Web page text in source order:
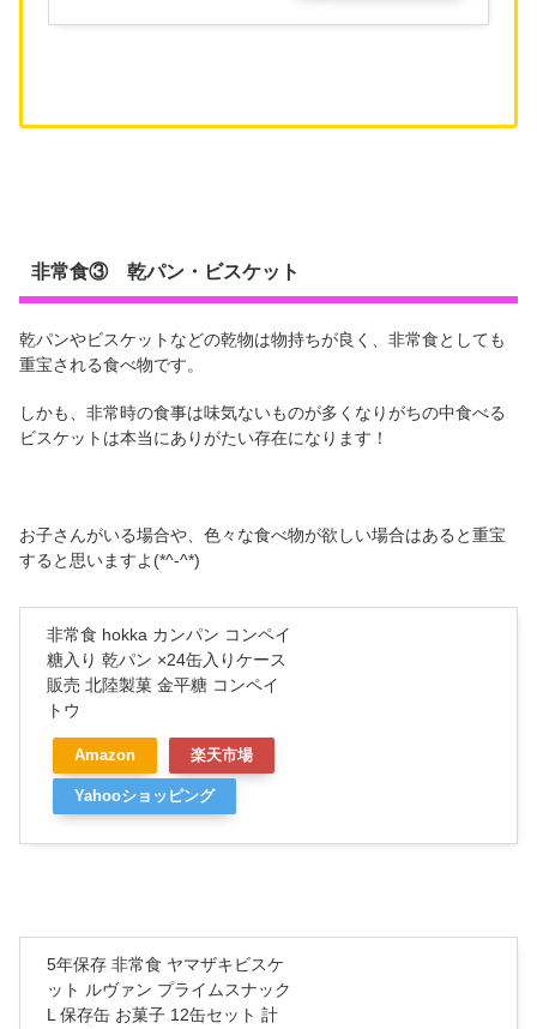
非常食③ 乾パン・ビスケット
乾パンやビスケットなどの乾物は物持ちが良く、非常食としても
重宝される食べ物です。
しかも、非常時の食事は味気ないものが多くなりがちの中食べる
ビスケットは本当にありがたい存在になります！
お子さんがいる場合や、色々な食べ物が欲しい場合はあると重宝
すると思いますよ(*^-^*)
非常食 hokka カンパン コンペイ
糖入り 乾パン ×24缶入りケース
販売 北陸製菓 金平糖 コンペイ
トウ
Amazon 楽天市場
Yahooショッピング
5年保存 非常食 ヤマザキビスケ
ット ルヴァン プライムスナック
L 保存缶 お菓子 12缶セット 計